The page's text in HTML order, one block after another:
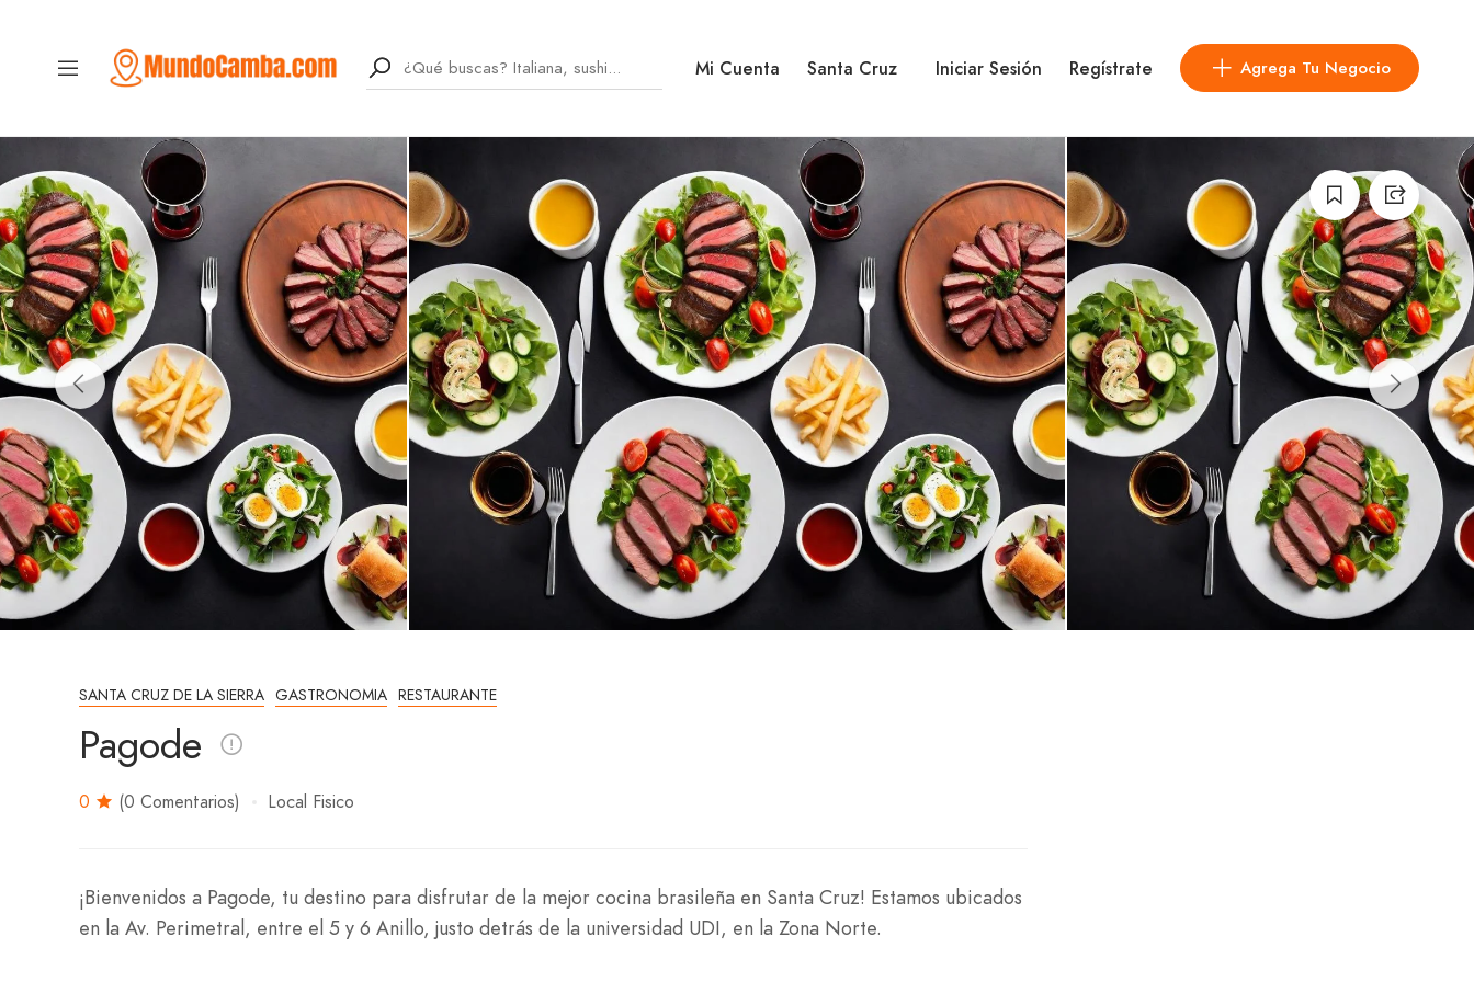
Mi Cuenta Santa Cruz Iniciar Sesión Regístrate Agrega Tu Negocio
SANTA CRUZ DE LA SIERRA GASTRONOMIA RESTAURANTE
Pagode
0 (0 Comentarios) Local Fisico
¡Bienvenidos a Pagode, tu destino para disfrutar de la mejor cocina brasileña en Santa Cruz! Estamos ubicados
en la Av. Perimetral, entre el 5 y 6 Anillo, justo detrás de la universidad UDI, en la Zona Norte.